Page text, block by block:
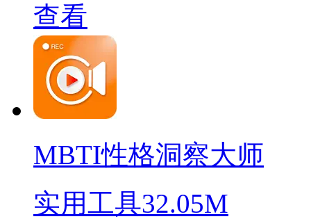
查看
MBTI性格洞察大师
实用工具32.05M